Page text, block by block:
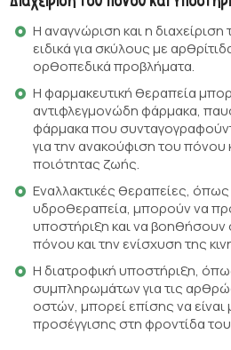
Η αναγνώριση και η διαχείριση
ειδικά για σκύλους με
ορθοπεδικά προβλήματα.
Η φαρμακευτική θεραπεία
αντιφλεγμονώδη φάρμακα,
φάρμακα που
για την ανακούφιση του πόνου
ποιότητας ζωής.
Εναλλακτικές θεραπείες,
υδροθεραπεία, μπορούν να
υποστήριξη και να βοηθήσουν
πόνου και την ενίσχυση της
Η διατροφική υποστήριξη,
συμπληρωμάτων για τις
οστών, μπορεί επίσης να είναι
προσέγγισης στη φροντίδα